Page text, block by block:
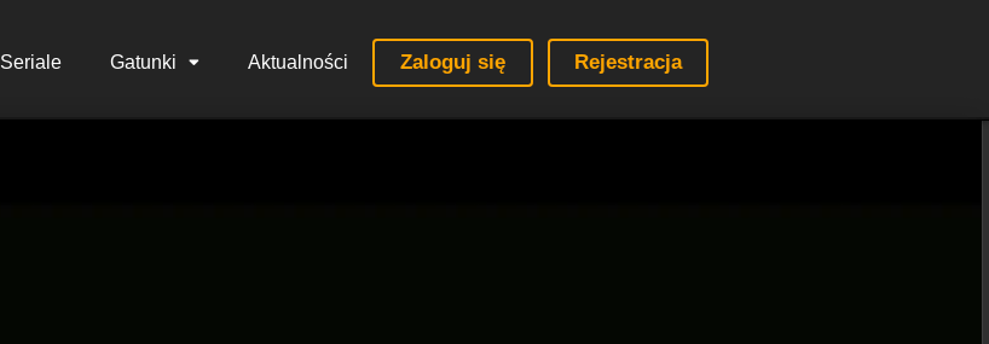
Seriale Gatunki Aktualności Zaloguj się Rejestracja